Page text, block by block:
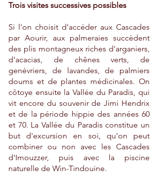
Trois visites successives possibles
Si l'on choisit d'accéder aux Cascades
par Aourir, aux palmeraies succèdent
des plis montagneux riches d'arganiers,
d'acacias, de chênes verts, de
genévriers, de lavandes, de palmiers
doums et de plantes médicinales. On
côtoye ensuite la Vallée du Paradis, qui
vit encore du souvenir de Jimi Hendrix
et de la période hippie des années 60
et 70. La Vallée du Paradis constitue un
but d'excursion en soi, qu'on peut
combiner ou non avec les Cascades
d'Imouzzer, puis avec la piscine
naturelle de Win-Tindouine.